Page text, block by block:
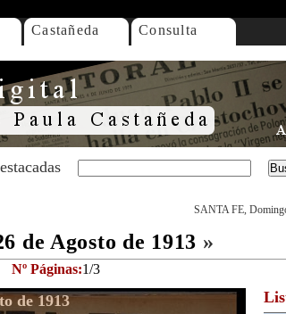
Castañeda Consulta
SANTA FE,
de Agosto de 1913 »
Nº Páginas:1/3
de 1913